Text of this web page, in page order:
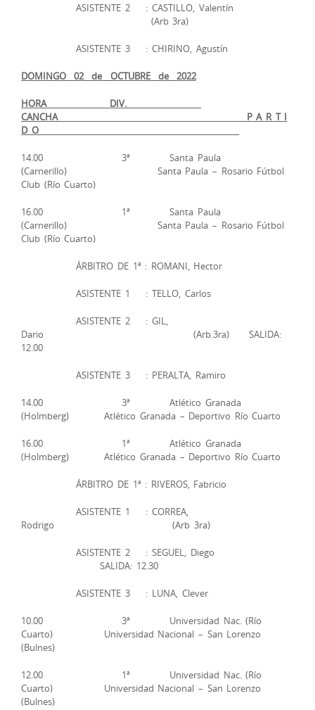
ASISTENTE 2 : CASTILLO, Valentín
(Arb 3ra)
ASISTENTE 3 : CHIRINO, Agustín
DOMINGO 02 de OCTUBRE de 2022
HORA DIV.
CANCHA P A R T I
D O
14.00 3ª Santa Paula
(Carnerillo) Santa Paula – Rosario Fútbol
Club (Río Cuarto)
16.00 1ª Santa Paula
(Carnerillo) Santa Paula – Rosario Fútbol
Club (Río Cuarto)
ÁRBITRO DE 1ª : ROMANI, Hector
ASISTENTE 1 : TELLO, Carlos
ASISTENTE 2 : GIL,
Dario (Arb.3ra) SALIDA:
12.00
ASISTENTE 3 : PERALTA, Ramiro
14.00 3ª Atlético Granada
(Holmberg) Atlético Granada – Deportivo Río Cuarto
16.00 1ª Atlético Granada
(Holmberg) Atlético Granada – Deportivo Río Cuarto
ÁRBITRO DE 1ª : RIVEROS, Fabricio
ASISTENTE 1 : CORREA,
Rodrigo (Arb 3ra)
ASISTENTE 2 : SEGUEL, Diego
SALIDA: 12.30
ASISTENTE 3 : LUNA, Clever
10.00 3ª Universidad Nac. (Río
Cuarto) Universidad Nacional – San Lorenzo
(Bulnes)
12.00 1ª Universidad Nac. (Río
Cuarto) Universidad Nacional – San Lorenzo
(Bulnes)